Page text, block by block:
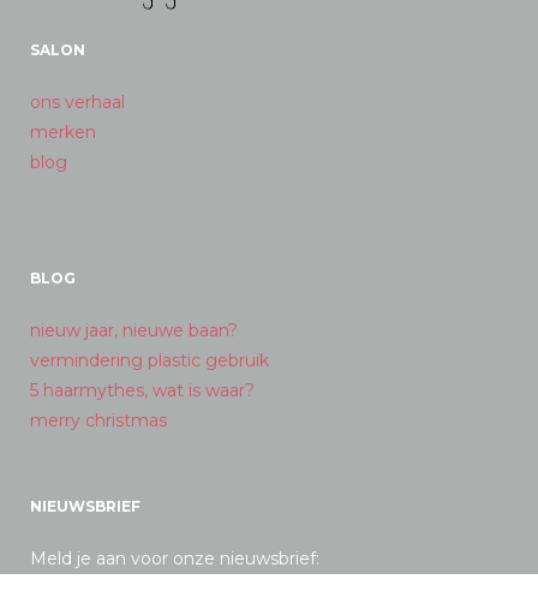
SALON
ons verhaal
merken
blog
BLOG
nieuw jaar, nieuwe baan?
vermindering plastic gebruik
5 haarmythes, wat is waar?
merry christmas
NIEUWSBRIEF
Meld je aan voor onze nieuwsbrief: